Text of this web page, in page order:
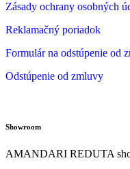
Zásady ochrany osobných
Reklamačný poriadok
Formulár na odstúpenie od
Odstúpenie od zmluvy
Showroom
AMANDARI REDUTA